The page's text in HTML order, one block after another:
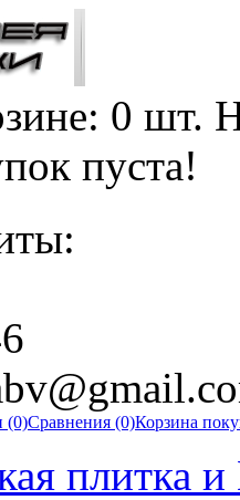
0 шт.
пуста!
(0)Сравнения (0)Корзина
плитка